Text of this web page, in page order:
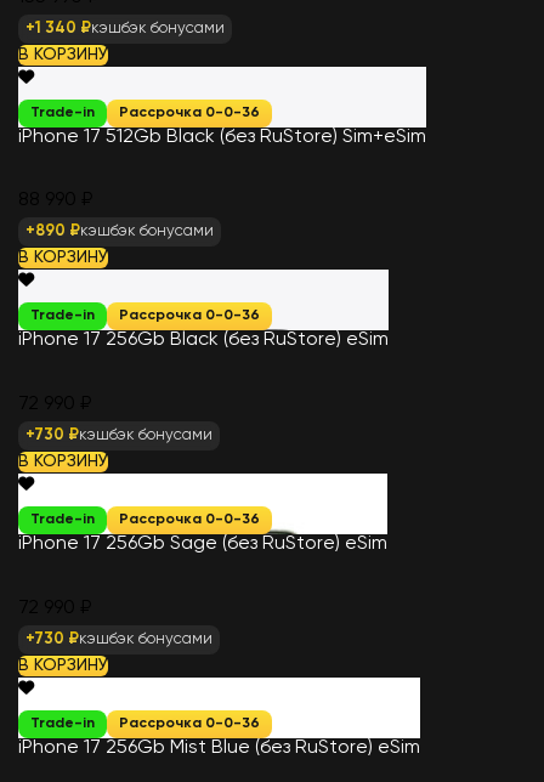
+1 340 ₽кэшбэк бонусами
В КОРЗИНУ
Trade-in Рассрочка 0-0-36
iPhone 17 512Gb Black (без RuStore) Sim+eSim
+890 ₽кэшбэк бонусами
В КОРЗИНУ
Trade-in Рассрочка 0-0-36
iPhone 17 256Gb Black (без RuStore) eSim
+730 ₽кэшбэк бонусами
В КОРЗИНУ
Trade-in Рассрочка 0-0-36
iPhone 17 256Gb Sage (без RuStore) eSim
+730 ₽кэшбэк бонусами
В КОРЗИНУ
Trade-in Рассрочка 0-0-36
iPhone 17 256Gb Mist Blue (без RuStore) eSim